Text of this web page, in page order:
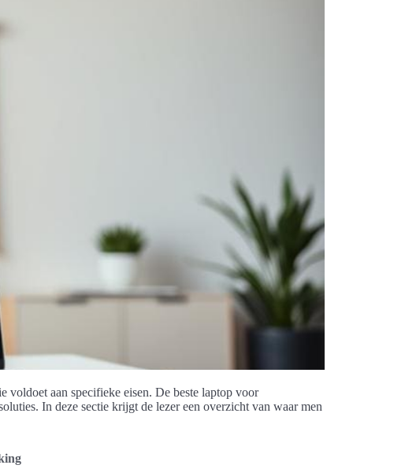
voldoet aan specifieke eisen. De beste laptop voor
In deze sectie krijgt de lezer een overzicht van waar men